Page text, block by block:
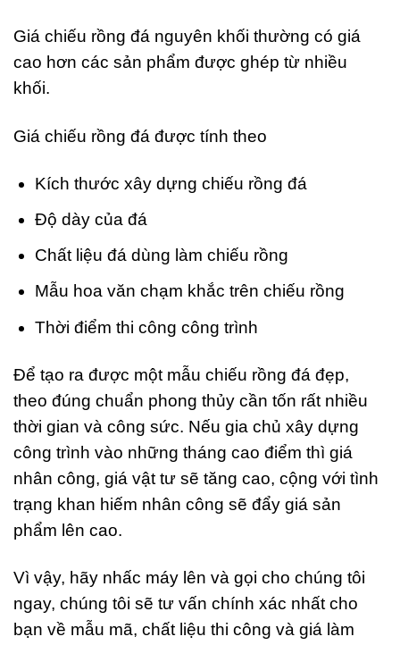
Giá chiếu rồng đá nguyên khối thường có giá
cao hơn các sản phẩm được ghép từ nhiều
khối.
Giá chiếu rồng đá được tính theo
Kích thước xây dựng chiếu rồng đá
Độ dày của đá
Chất liệu đá dùng làm chiếu rồng
Mẫu hoa văn chạm khắc trên chiếu rồng
Thời điểm thi công công trình
Để tạo ra được một mẫu chiếu rồng đá đẹp,
theo đúng chuẩn phong thủy cần tốn rất nhiều
thời gian và công sức. Nếu gia chủ xây dựng
công trình vào những tháng cao điểm thì giá
nhân công, giá vật tư sẽ tăng cao, cộng với tình
trạng khan hiếm nhân công sẽ đẩy giá sản
phẩm lên cao.
Vì vậy, hãy nhấc máy lên và gọi cho chúng tôi
ngay, chúng tôi sẽ tư vấn chính xác nhất cho
bạn về mẫu mã, chất liệu thi công và giá làm